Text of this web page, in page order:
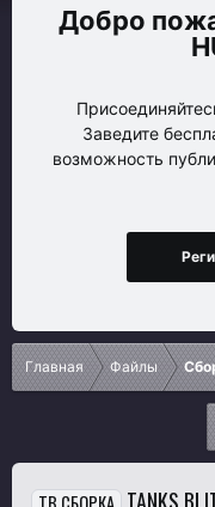
Заведите
возможность
Главная Файлы
TANKS